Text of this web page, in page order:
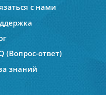
с нами
(Вопрос-ответ)
знаний